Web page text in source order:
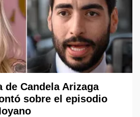
de Candela Arizaga
sobre el episodio